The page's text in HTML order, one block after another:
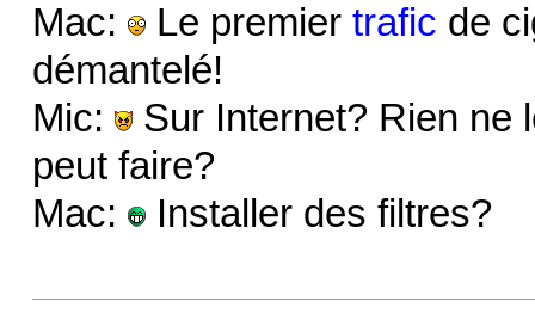
Mac:
Le premier trafic de
démantelé!
Mic:
Sur Internet? Rien ne
peut faire?
Mac:
Installer des filtres?